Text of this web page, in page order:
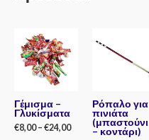
Γέμισμα –
Γλυκίσματα
€8,00– €24,00
Ρόπαλο για
πινιάτα
(μπαστούνι
– κοντάρι)